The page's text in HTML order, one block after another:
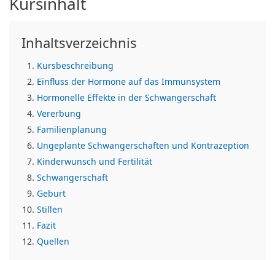
Inhaltsverzeichnis
Kursbeschreibung
Einfluss der Hormone auf das Immunsystem
Hormonelle Effekte in der Schwangerschaft
Vererbung
Familienplanung
Ungeplante Schwangerschaften und Kontrazeption
Kinderwunsch und Fertilität
Schwangerschaft
Geburt
Stillen
Fazit
Quellen